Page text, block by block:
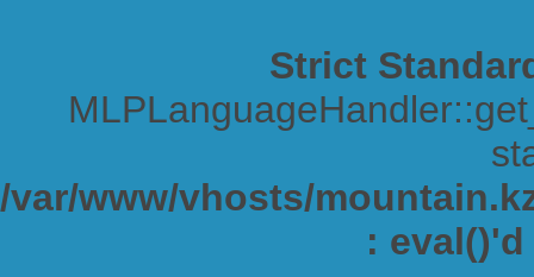
Strict
/var/www/vhosts/
: